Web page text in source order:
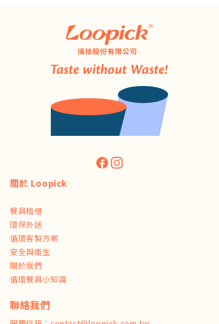
關於 Loopick
餐具租借
環保外送
循環客製方案
安全與衛生
關於我們
循環餐具小知識